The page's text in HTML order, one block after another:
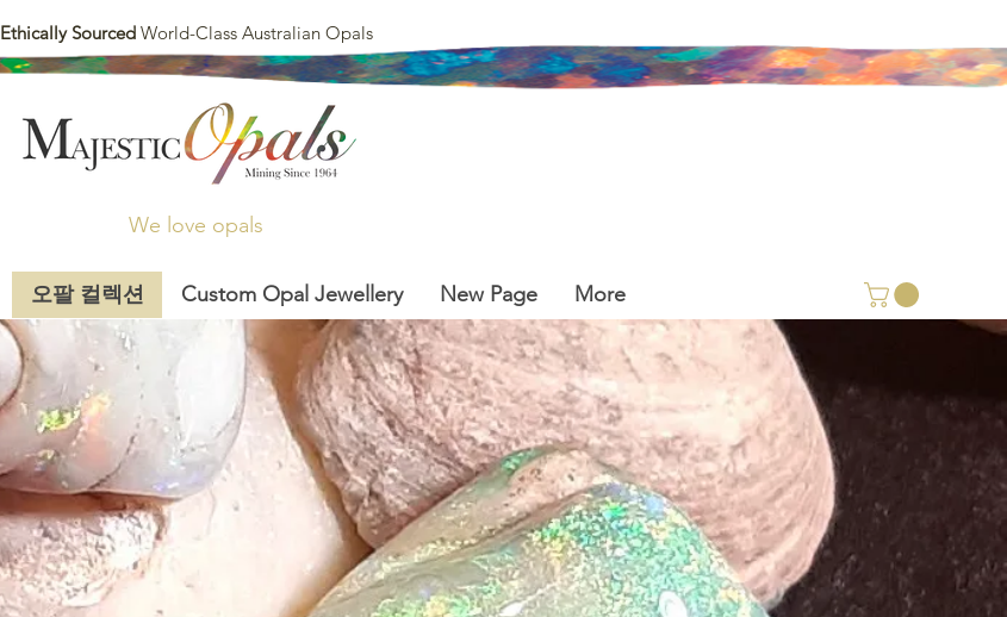
Ethically Sourced World-Class Australian Opals
We love opals
오팔 컬렉션 Custom Opal Jewellery New Page More